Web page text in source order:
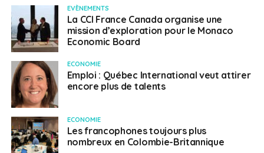
EVÈNEMENTS
La CCI France Canada organise une
mission d’exploration pour le Monaco
Economic Board
ECONOMIE
Emploi : Québec International veut attirer
encore plus de talents
ECONOMIE
Les francophones toujours plus
nombreux en Colombie-Britannique